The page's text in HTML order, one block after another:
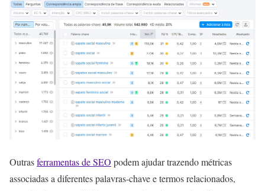
Outrasferramentas de SEO podem ajudar trazendo métricas
associadas a diferentes palavras-chave e termos relacionados,